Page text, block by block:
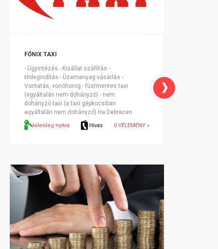
FŐNIX TAXI
- Ügyintézés - Kisállat szállítás -
Hidegindítás - Üzemanyag vásárlás -
Vontatás, vonóhorog - füstmentes taxi
(egyáltalán nem dohányzó) - nem
dohányzó taxi (a taxi gépkocsiban
egyáltalán nem dohányzó) Ha Debrecen
és Taxi, akkor Főnix Taxi!...
Jelenleg nyitva Hívás 0 VÉLEMÉNY »